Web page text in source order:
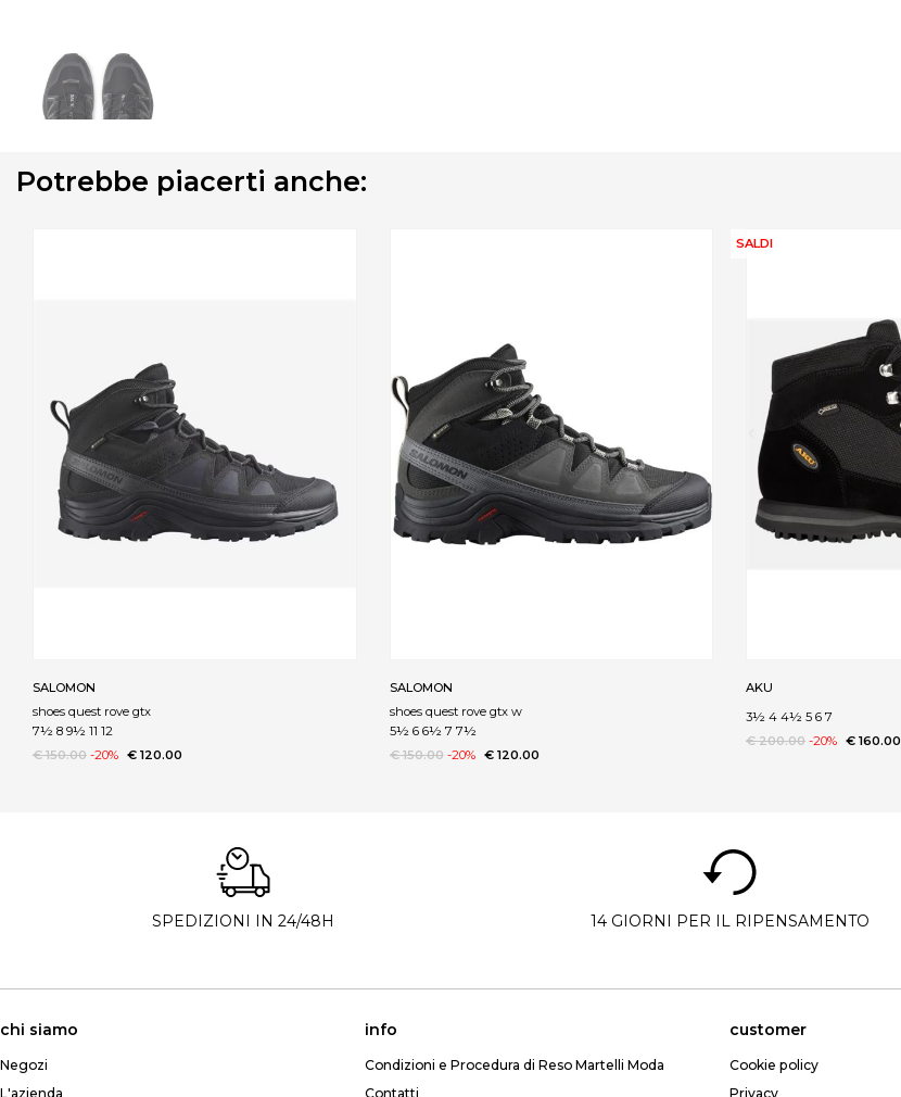
Potrebbe piacerti anche:
SALOMON
shoes quest rove gtx
7½ 8 9½ 11 12
€ 150.00 -20% € 120.00
SALOMON
shoes quest rove gtx w
5½ 6 6½ 7 7½
€ 150.00 -20% € 120.00
SALDI
AKU
3½ 4 4½ 5 6 7
€ 200.00 -20% € 160.00
SPEDIZIONI IN 24/48H 14 GIORNI PER IL RIPENSAMENTO
chi siamo
Negozi
L'azienda
info
Condizioni e Procedura di Reso Martelli Moda
Contatti
customer
Cookie policy
Privacy